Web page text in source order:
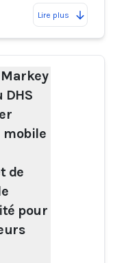
Lire plus
DHS
mobile
de
pour